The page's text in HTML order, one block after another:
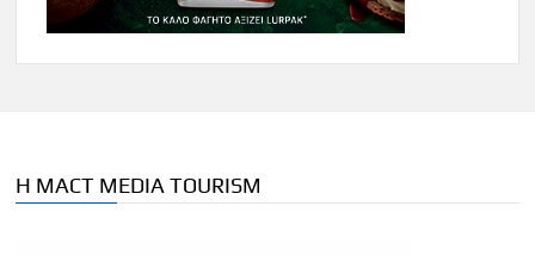
Η MACT MEDIA TOURISM